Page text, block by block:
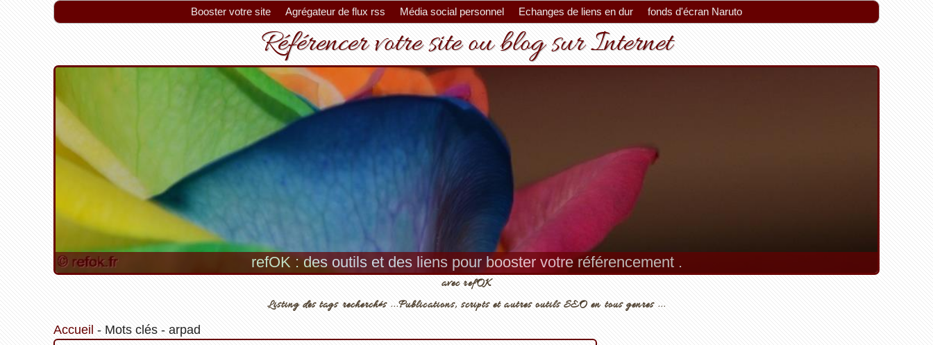
Booster votre site Agrégateur de flux rss Média social personnel Echanges de liens en dur fonds d'écran Naruto
Référencer votre site ou blog sur Internet
refOK : des outils et des liens pour booster votre référencement .
avec refOK
Listing des tags recherchés ...Publications, scripts et autres outils SEO en tous genres ...
Accueil - Mots clés- arpad